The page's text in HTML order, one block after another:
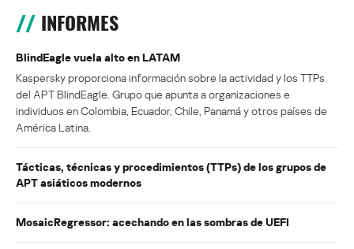
INFORMES
BlindEagle vuela alto en LATAM
Kaspersky proporciona información sobre la actividad y los TTPs
del APT BlindEagle. Grupo que apunta a organizaciones e
individuos en Colombia, Ecuador, Chile, Panamá y otros países de
América Latina.
Tácticas, técnicas y procedimientos (TTPs) de los grupos de
APT asiáticos modernos
MosaicRegressor: acechando en las sombras de UEFI